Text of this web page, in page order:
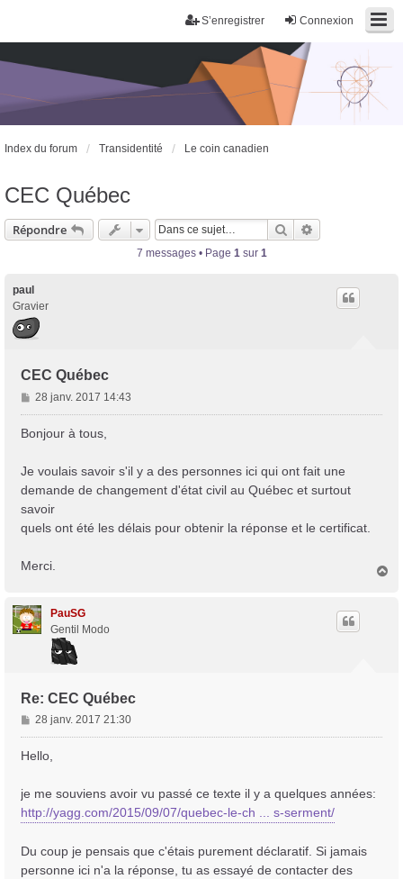
Connexion
S’enregistrer
Trans District
Index du forum Transidentité Le coin canadien
CEC Québec
Répondre Rechercher
7 messages • Page 1sur 1
paul
Gravier
CEC Québec
M
e
g
e
28 janv. 2017 14:43
Bonjour à tous,
Je voulais savoir s'il y a des personnes ici qui ont fait une
demande de changement d'état civil au Québec et surtout
savoir
quels ont été les délais pour obtenir la réponse et le certificat.
Merci.
PauSG
Gentil Modo
Re: CEC Québec
M
e
s
g
e
28 janv. 2017 21:30
Hello,
je me souviens avoir vu passé ce texte il y a quelques années:
http://yagg.com/2015/09/07/quebec-le-ch ... s-serment/
Du coup je pensais que c'étais purement déclaratif. Si jamais
personne ici n'a la réponse, tu as essayé de contacter des